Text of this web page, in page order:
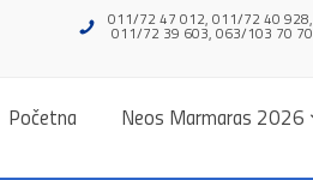
011/72 47 012, 011/72 40 928,
011/72 39 603, 063/103 70 70
Početna Neos Marmaras 2026